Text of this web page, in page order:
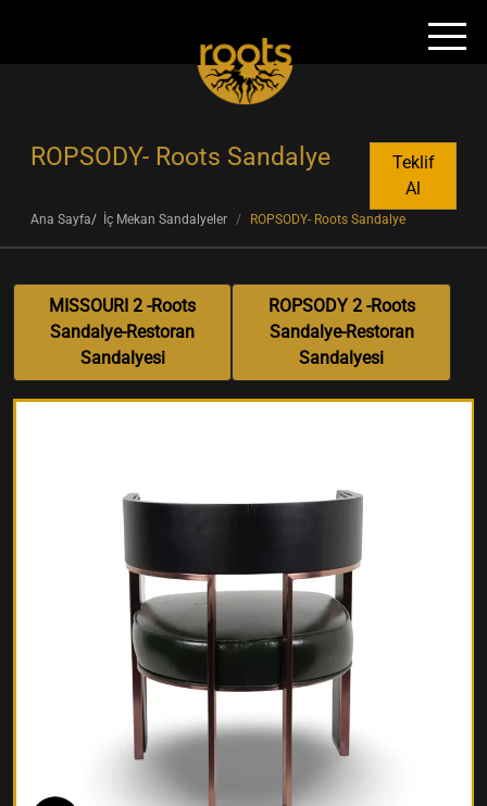
ROPSODY- Roots Sandalye
Teklif
Al
Ana Sayfa İç Mekan Sandalyeler ROPSODY- Roots Sandalye
MISSOURI 2 -Roots
Sandalye-Restoran
Sandalyesi
ROPSODY 2 -Roots
Sandalye-Restoran
Sandalyesi